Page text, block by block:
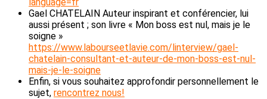
Gael CHATELAIN Auteur inspirant et conférencier, lui
aussi présent ; son livre « Mon boss est nul, mais je le
soigne »
https://www.labourseetlavie.com/linterview/gael-
chatelain-consultant-et-auteur-de-mon-boss-est-nul-
mais-je-le-soigne
Enfin, si vous souhaitez approfondir personnellement le
sujet, rencontrez nous!